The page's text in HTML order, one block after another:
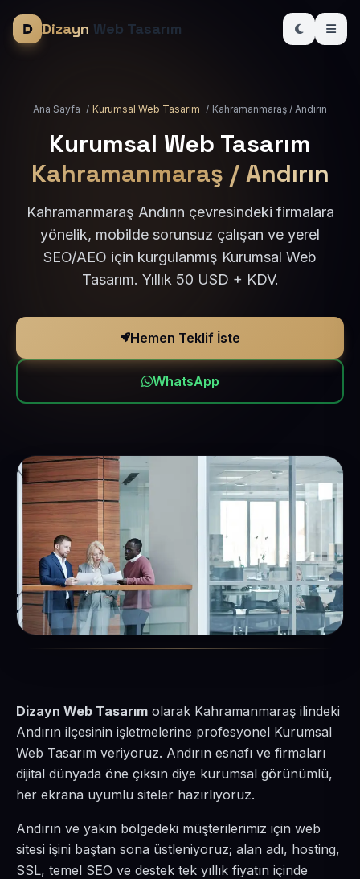
Dizayn Web Tasarım
Ana Sayfa / Kurumsal Web Tasarım / Kahramanmaraş / Andırın
Kurumsal Web Tasarım
Kahramanmaraş / Andırın
Kahramanmaraş Andırın çevresindeki firmalara
yönelik, mobilde sorunsuz çalışan ve yerel
SEO/AEO için kurgulanmış Kurumsal Web
Tasarım. Yıllık 50 USD + KDV.
Hemen Teklif İste
WhatsApp
Dizayn Web Tasarım olarak Kahramanmaraş ilindeki
Andırın ilçesinin işletmelerine profesyonel Kurumsal
Web Tasarım veriyoruz. Andırın esnafı ve firmaları
dijital dünyada öne çıksın diye kurumsal görünümlü,
her ekrana uyumlu siteler hazırlıyoruz.
Andırın ve yakın bölgedeki müşterilerimiz için web
sitesi işini baştan sona üstleniyoruz; alan adı, hosting,
SSL, temel SEO ve destek tek yıllık fiyatın içinde